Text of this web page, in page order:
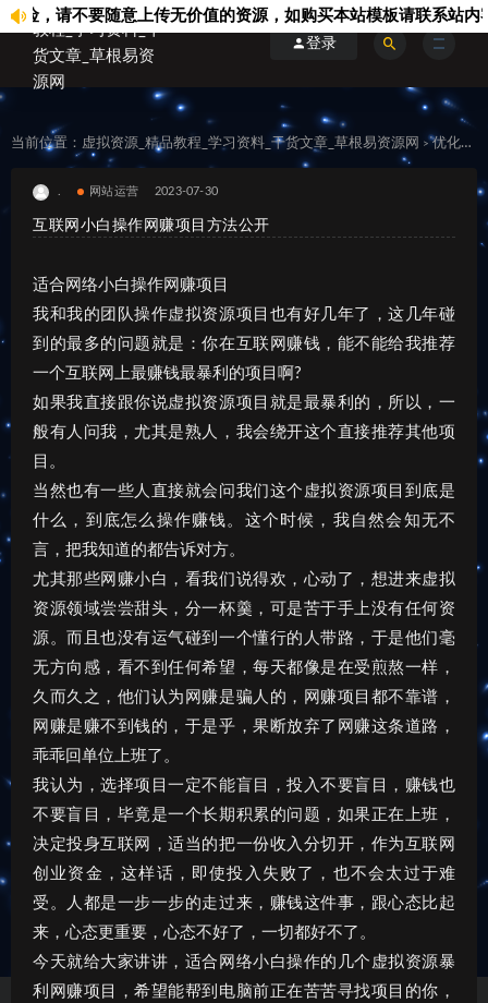
请不要随意上传无价值的资源，如购买本站模板请联系站内客服
登录
当前位置： 虚拟资源_精品教程_学习资料_干货文章_草根易资源网 > 优化运维
网站运营 2023-07-30
互联网小白操作网赚项目方法公开
适合网络小白操作网赚项目
我和我的团队操作虚拟资源项目也有好几年了，这几年碰
到的最多的问题就是：你在互联网赚钱，能不能给我推荐
一个互联网上最赚钱最暴利的项目啊?
如果我直接跟你说虚拟资源项目就是最暴利的，所以，一
般有人问我，尤其是熟人，我会绕开这个直接推荐其他项
目。
当然也有一些人直接就会问我们这个虚拟资源项目到底是
什么，到底怎么操作赚钱。这个时候，我自然会知无不
言，把我知道的都告诉对方。
尤其那些网赚小白，看我们说得欢，心动了，想进来虚拟
资源领域尝尝甜头，分一杯羹，可是苦于手上没有任何资
源。而且也没有运气碰到一个懂行的人带路，于是他们毫
无方向感，看不到任何希望，每天都像是在受煎熬一样，
久而久之，他们认为网赚是骗人的，网赚项目都不靠谱，
网赚是赚不到钱的，于是乎，果断放弃了网赚这条道路，
乖乖回单位上班了。
我认为，选择项目一定不能盲目，投入不要盲目，赚钱也
不要盲目，毕竟是一个长期积累的问题，如果正在上班，
决定投身互联网，适当的把一份收入分切开，作为互联网
创业资金，这样话，即使投入失败了，也不会太过于难
受。人都是一步一步的走过来，赚钱这件事，跟心态比起
来，心态更重要，心态不好了，一切都好不了。
今天就给大家讲讲，适合网络小白操作的几个虚拟资源暴
利网赚项目，希望能帮到电脑前正在苦苦寻找项目的你，